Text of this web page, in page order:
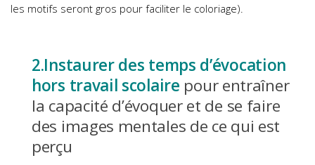
les motifs seront gros pour faciliter le coloriage).
2.Instaurer des temps d’évocation
hors travail scolaire pour entraîner
la capacité d’évoquer et de se faire
des images mentales de ce qui est
perçu